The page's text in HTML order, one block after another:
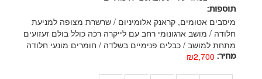
תוספות:
מיסבים אטומים, קראנק אלומיניום / שרשרת מצופה למניעת
חלודה / מושב ארגונומי רחב עם לייקרה רכה כולל בולם זעזועים
מתחת למושב / כבלים פנימיים בשלדה / חומרים מונעי חלודה
מחיר: ₪2,700